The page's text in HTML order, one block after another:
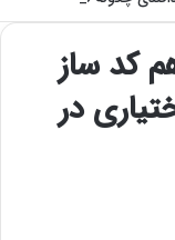
کد ساز
در